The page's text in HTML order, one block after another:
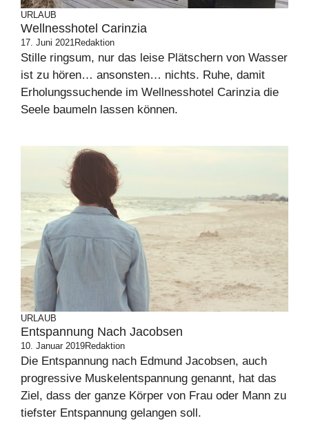
URLAUB
Wellnesshotel Carinzia
17. Juni 2021Redaktion
Stille ringsum, nur das leise Plätschern von Wasser
ist zu hören… ansonsten… nichts. Ruhe, damit
Erholungssuchende im Wellnesshotel Carinzia die
Seele baumeln lassen können.
URLAUB
Entspannung Nach Jacobsen
10. Januar 2019Redaktion
Die Entspannung nach Edmund Jacobsen, auch
progressive Muskelentspannung genannt, hat das
Ziel, dass der ganze Körper von Frau oder Mann zu
tiefster Entspannung gelangen soll.